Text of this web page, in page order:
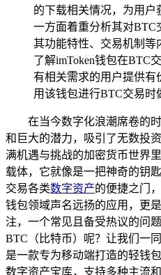
的下载相关情况，为用户
一方面着重分析其对BTC
其功能特性、交易机制等
了解imToken钱包在BTC
有相关需求的用户提供有
用该钱包进行BTC交易时
在当今数字化浪潮席卷的
和巨大的潜力，吸引了无数投
满机遇与挑战的加密货币世界
载体，它就像是一把神奇的钥
交易各类数字资产的便捷之门
钱包领域声名远扬的应用，更
注，一个常见且备受热议的问
BTC（比特币）呢？让我们一
是一款专为移动端打造的轻钱
数字资产宝库，支持多种主流